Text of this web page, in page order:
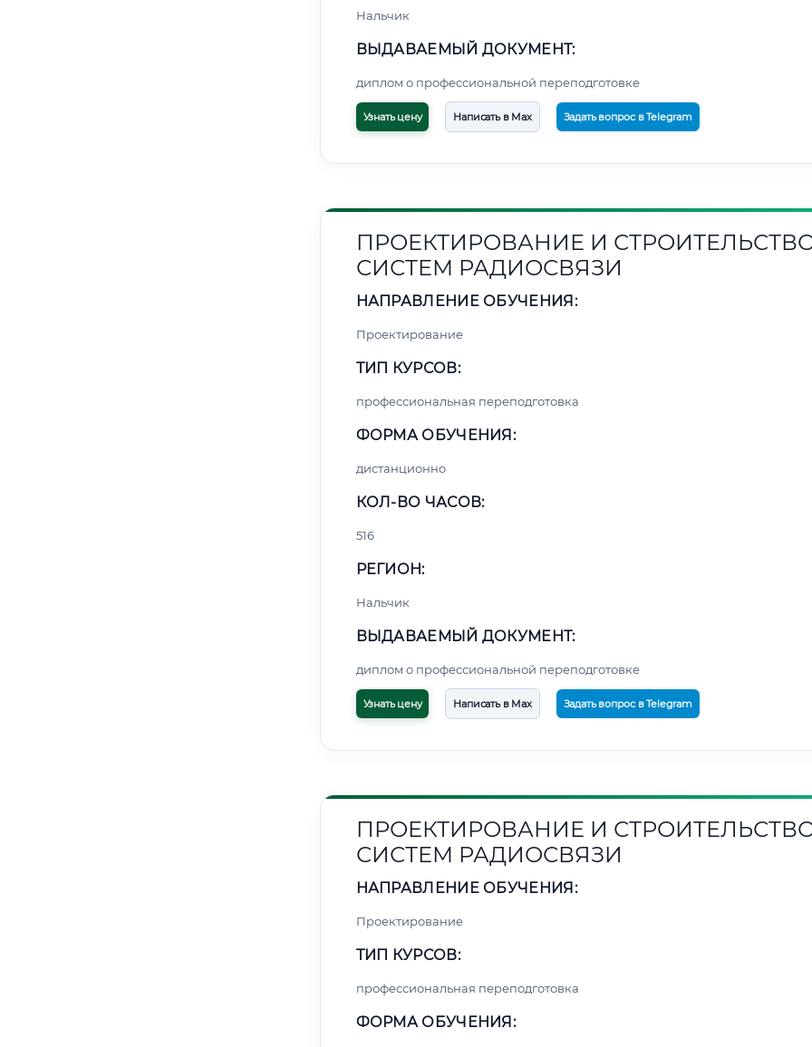
Нальчик
ВЫДАВАЕМЫЙ ДОКУМЕНТ:
диплом о профессиональной переподготовке
Узнать цену Написать в Max Задать вопрос в Telegram
ПРОЕКТИРОВАНИЕ И
СИСТЕМ РАДИОСВЯЗИ
НАПРАВЛЕНИЕ ОБУЧЕНИЯ:
Проектирование
ТИП КУРСОВ:
профессиональная переподготовка
ФОРМА ОБУЧЕНИЯ:
дистанционно
КОЛ-ВО ЧАСОВ:
516
РЕГИОН:
Нальчик
ВЫДАВАЕМЫЙ ДОКУМЕНТ:
диплом о профессиональной переподготовке
Узнать цену Написать в Max Задать вопрос в Telegram
ПРОЕКТИРОВАНИЕ И
СИСТЕМ РАДИОСВЯЗИ
НАПРАВЛЕНИЕ ОБУЧЕНИЯ:
Проектирование
ТИП КУРСОВ:
профессиональная переподготовка
ФОРМА ОБУЧЕНИЯ: